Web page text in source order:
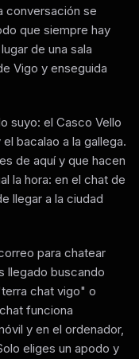
conversación se
que siempre hay
de una sala
Vigo y enseguida
suyo: el Casco Vello
bacalao a la gallega.
de aquí y que hacen
la hora: en el chat de
llegar a la ciudad
para chatear
llegado buscando
chat vigo" o
funciona
y en el ordenador,
eliges un apodo y